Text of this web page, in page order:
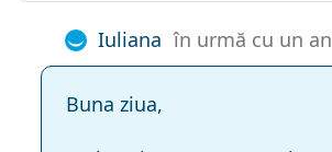
Iuliana în urmă cu un an
Buna ziua,